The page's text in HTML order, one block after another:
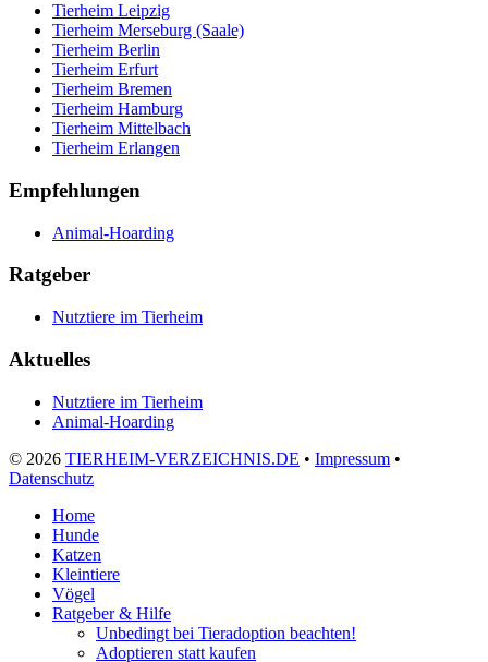
Tierheim Leipzig
Tierheim Merseburg (Saale)
Tierheim Berlin
Tierheim Erfurt
Tierheim Bremen
Tierheim Hamburg
Tierheim Mittelbach
Tierheim Erlangen
Empfehlungen
Animal-Hoarding
Ratgeber
Nutztiere im Tierheim
Aktuelles
Nutztiere im Tierheim
Animal-Hoarding
© 2026 TIERHEIM-VERZEICHNIS.DE • Impressum •
Datenschutz
Home
Hunde
Katzen
Kleintiere
Vögel
Ratgeber & Hilfe
Unbedingt bei Tieradoption beachten!
Adoptieren statt kaufen